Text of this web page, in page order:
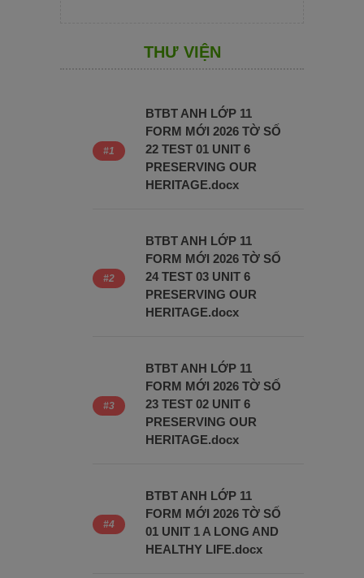
THƯ VIỆN
BTBT ANH LỚP 11
FORM MỚI 2026 TỜ SỐ
22 TEST 01 UNIT 6
PRESERVING OUR
HERITAGE.docx
BTBT ANH LỚP 11
FORM MỚI 2026 TỜ SỐ
24 TEST 03 UNIT 6
PRESERVING OUR
HERITAGE.docx
BTBT ANH LỚP 11
FORM MỚI 2026 TỜ SỐ
23 TEST 02 UNIT 6
PRESERVING OUR
HERITAGE.docx
BTBT ANH LỚP 11
FORM MỚI 2026 TỜ SỐ
01 UNIT 1 A LONG AND
HEALTHY LIFE.docx